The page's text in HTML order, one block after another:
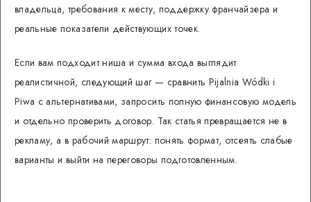
владельца, требования к месту, поддержку франчайзера и
реальные показатели действующих точек.
Если вам подходит ниша и сумма входа выглядит
реалистичной, следующий шаг — сравнить Pijalnia Wódki i
Piwa с альтернативами, запросить полную финансовую модель
и отдельно проверить договор. Так статья превращается не в
рекламу, а в рабочий маршрут: понять формат, отсеять слабые
варианты и выйти на переговоры подготовленным.